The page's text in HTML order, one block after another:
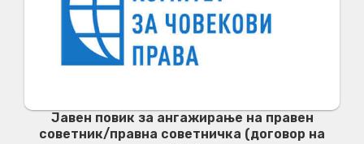
Јавен повик за ангажирање на правен
советник/правна советничка (договор на